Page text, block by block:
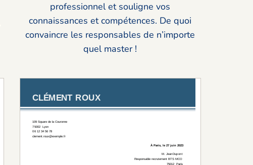
professionnel et souligne vos
connaissances et compétences. De quoi
convaincre les responsables de n’importe
quel master !